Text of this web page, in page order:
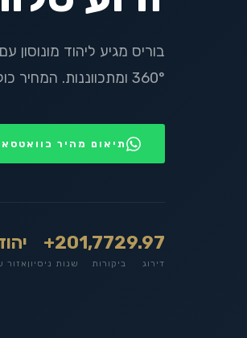
בוריס מגיע ליהוד
360° ומתכווננות. המחיר כולל את הזרוע עצמה, ללא תוספת תשלום.
תיאום מהיר
9.97
דירוג
1,772
ביקורות
20+
שנות ניסיון אזור